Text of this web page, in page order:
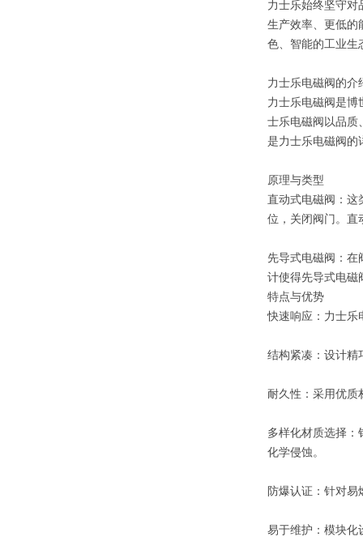
力士乐始终坚守对
生产效率、更低的
色、智能的工业生
力士乐电磁阀的介
力士乐电磁阀是
士乐电磁阀以品质
是力士乐电磁阀的
原理与类型
直动式电磁阀：这
位，关闭阀门。直
先导式电磁阀：在
计使得先导式电磁
特点与优势
快速响应：力士乐
结构紧凑：设计精
耐久性：采用优质
多样化材质选择
化学侵蚀。
防爆认证：针对易
易于维护：模块化